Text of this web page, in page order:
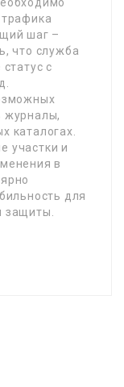
шаг –
что служба
с
журналы,
каталогах.
участки и
в
для
защиты.